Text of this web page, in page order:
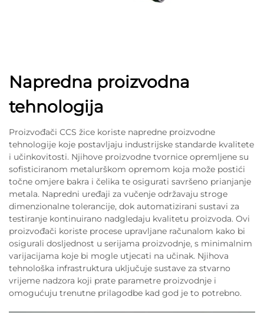
Napredna proizvodna
tehnologija
Proizvođači CCS žice koriste napredne proizvodne
tehnologije koje postavljaju industrijske standarde kvalitete
i učinkovitosti. Njihove proizvodne tvornice opremljene su
sofisticiranom metalurškom opremom koja može postići
točne omjere bakra i čelika te osigurati savršeno prianjanje
metala. Napredni uređaji za vučenje održavaju stroge
dimenzionalne tolerancije, dok automatizirani sustavi za
testiranje kontinuirano nadgledaju kvalitetu proizvoda. Ovi
proizvođači koriste procese upravljane računalom kako bi
osigurali dosljednost u serijama proizvodnje, s minimalnim
varijacijama koje bi mogle utjecati na učinak. Njihova
tehnološka infrastruktura uključuje sustave za stvarno
vrijeme nadzora koji prate parametre proizvodnje i
omogućuju trenutne prilagodbe kad god je to potrebno.